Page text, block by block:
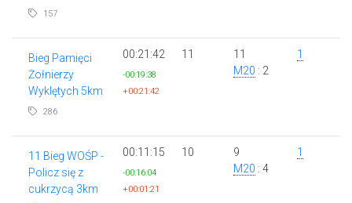
157
Bieg Pamięci
Żołnierzy
Wyklętych 5km
286
00:21:42
-00:19:38
+00:21:42
11
11
M20 : 2
1
11 Bieg WOŚP -
Policz się z
cukrzycą 3km
00:11:15
-00:16:04
+00:01:21
10
9
M20 : 4
1